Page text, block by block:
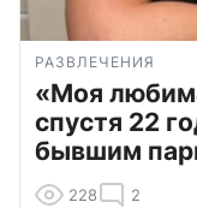
РАЗВЛЕЧЕНИЯ
«Моя
спустя 22
бывшим
228 2